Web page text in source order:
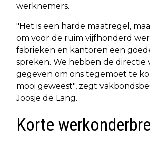
werknemers.
"Het is een harde maatregel,
om voor de ruim vijfhonderd
fabrieken en kantoren een
spreken. We hebben de directie
gegeven om ons tegemoet te
mooi geweest", zegt
Joosje de Lang.
Korte